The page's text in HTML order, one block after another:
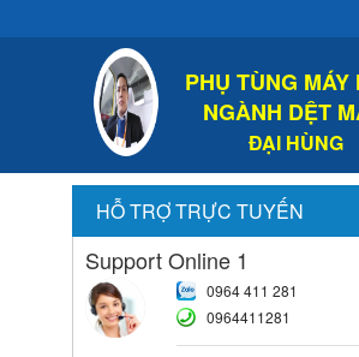
PHỤ TÙNG MÁY
NGÀNH DỆT
ĐẠI HÙNG
HỖ TRỢ TRỰC TUYẾN
Support Online 1
0964 411 281
0964411281